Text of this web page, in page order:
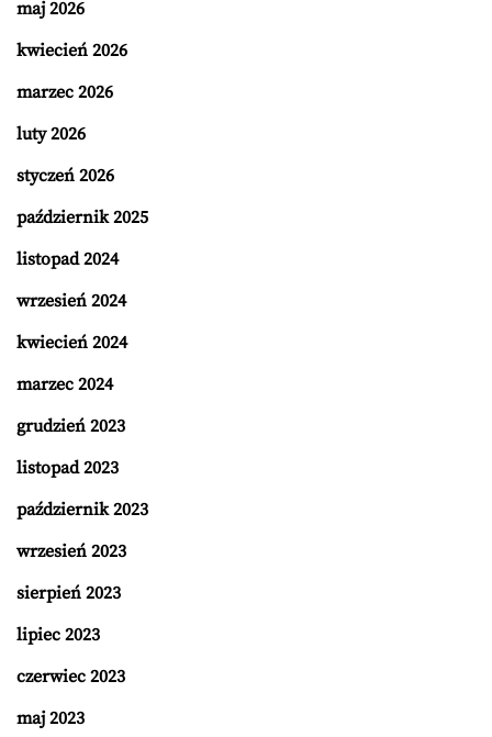
maj 2026
kwiecień 2026
marzec 2026
luty 2026
styczeń 2026
październik 2025
listopad 2024
wrzesień 2024
kwiecień 2024
marzec 2024
grudzień 2023
listopad 2023
październik 2023
wrzesień 2023
sierpień 2023
lipiec 2023
czerwiec 2023
maj 2023